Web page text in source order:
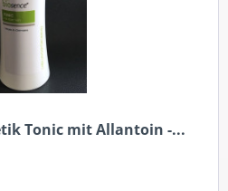
Tonic mit Allantoin -...